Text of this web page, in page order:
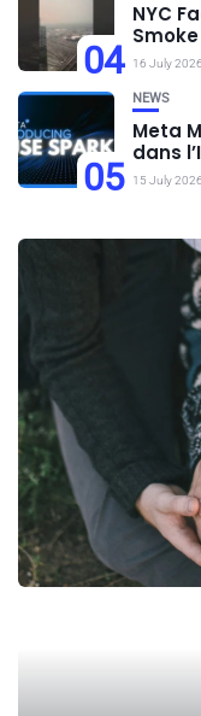
04
NYC
16 July 2026
05
NEWS
Meta
dans
15 July 2026